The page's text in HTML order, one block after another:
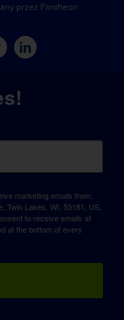
przez Pantheon
marketing emails from:
Twin Lakes, WI, 53181, US,
to receive emails at
at the bottom of every